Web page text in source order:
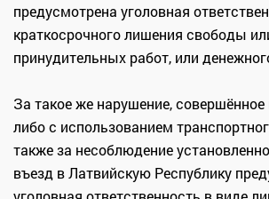
предусмотрена уголовная
краткосрочного лишения свободы
принудительных работ, или
За такое же нарушение, совершённое
либо с использованием
также за несоблюдение
въезд в Латвийскую Республику